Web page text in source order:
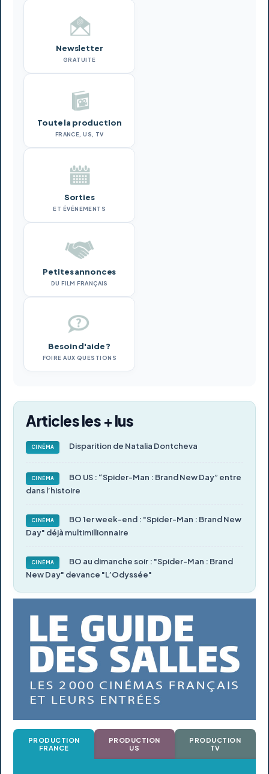
Newsletter
GRATUITE
Toute la production
FRANCE, US, TV
Sorties
ET ÉVÉNEMENTS
Petites annonces
DU FILM FRANÇAIS
Besoin d'aide ?
FOIRE AUX QUESTIONS
Articles les + lus
CINÉMA Disparition de Natalia Dontcheva
CINÉMA
BO US : “Spider-Man : Brand New Day” entre
dans l’histoire
CINÉMA
BO 1er week-end : "Spider-Man : Brand New
Day" déjà multimillionnaire
CINÉMA
BO au dimanche soir : "Spider-Man : Brand
New Day" devance "L’Odyssée"
PRODUCTION
FRANCE
PRODUCTION
US
PRODUCTION
TV